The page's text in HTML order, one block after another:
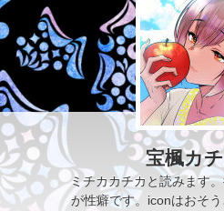
宝楓カ
ミチカカチカと読みます
が性癖です。iconはおそ